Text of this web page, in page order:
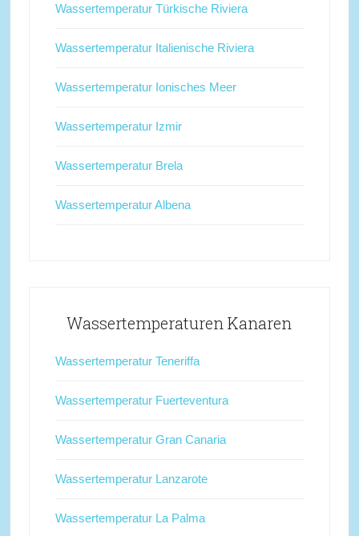
Wassertemperatur Türkische Riviera
Wassertemperatur Italienische Riviera
Wassertemperatur Ionisches Meer
Wassertemperatur Izmir
Wassertemperatur Brela
Wassertemperatur Albena
Wassertemperaturen Kanaren
Wassertemperatur Teneriffa
Wassertemperatur Fuerteventura
Wassertemperatur Gran Canaria
Wassertemperatur Lanzarote
Wassertemperatur La Palma